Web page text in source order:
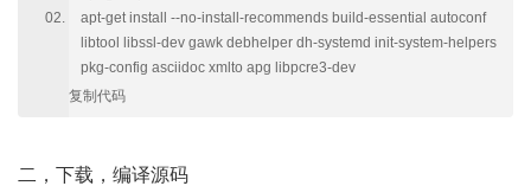
apt-get install --no-install-recommends build-essential autoconf
libtool libssl-dev gawk debhelper dh-systemd init-system-helpers
pkg-config asciidoc xmlto apg libpcre3-dev
复制代码
二，下载，编译源码